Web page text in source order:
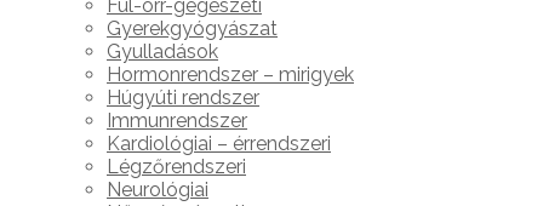
Fül-orr-gégészeti
Gyerekgyógyászat
Gyulladások
Hormonrendszer – mirigyek
Húgyúti rendszer
Immunrendszer
Kardiológiai – érrendszeri
Légzőrendszeri
Neurológiai